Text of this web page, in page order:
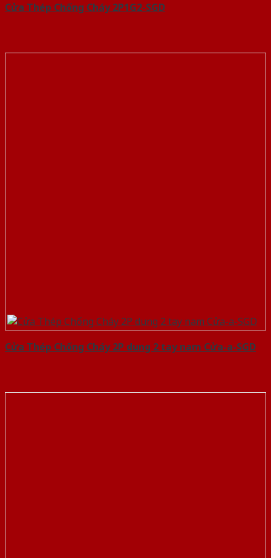
Cửa Thép Chống Cháy 2P1G2-SGD
Cửa Thép Chống Cháy 2P dung 2 tay nam Cửa-a-SGD